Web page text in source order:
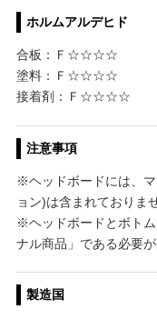
ホルムアルデヒド
合板：Ｆ☆☆☆☆
塗料：Ｆ☆☆☆☆
接着剤：Ｆ☆☆☆☆
注意事項
※ヘッドボードには、
ョン)は含まれておりま
※ヘッドボードとボト
ナル商品」である必要が
製造国